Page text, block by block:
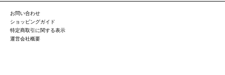
お問い合わせ
ショッピングガイド
特定商取引に関する表示
運営会社概要